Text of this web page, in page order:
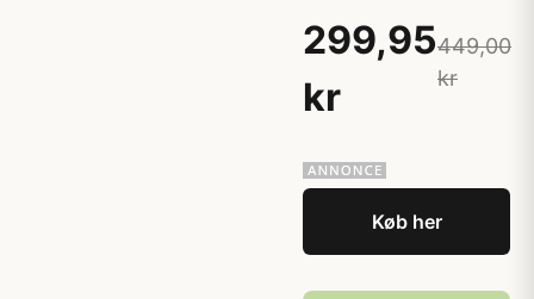
299,95
kr
449,00
kr
Køb her